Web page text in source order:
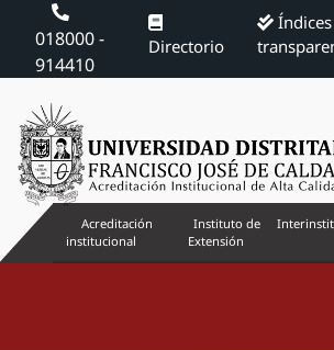
018000 -
914410
Directorio
Acreditación
institucional
Instituto de
Extensión